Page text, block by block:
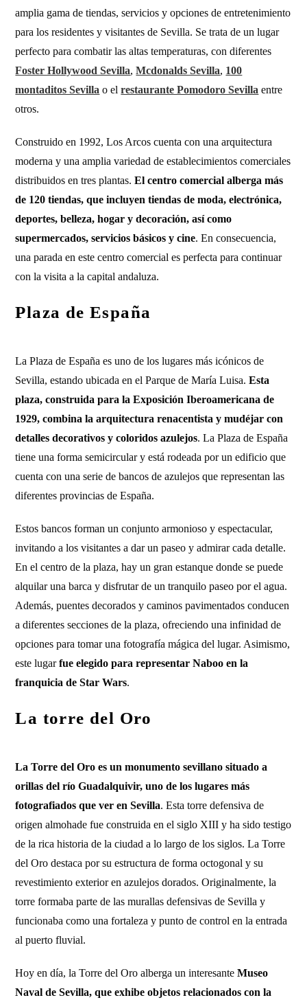
amplia gama de tiendas, servicios y opciones de entretenimiento
para los residentes y visitantes de Sevilla. Se trata de un lugar
perfecto para combatir las altas temperaturas, con diferentes
Foster Hollywood Sevilla,Mcdonalds Sevilla, 100
montaditos Sevilla o elrestaurante Pomodoro Sevilla entre
otros.
Construido en 1992, Los Arcos cuenta con una arquitectura
moderna y una amplia variedad de establecimientos comerciales
distribuidos en tres plantas.El centro comercial alberga más
de 120 tiendas, que incluyen tiendas de moda, electrónica,
deportes, belleza, hogar y decoración, así como
supermercados, servicios básicos y cine. En consecuencia,
una parada en este centro comercial es perfecta para continuar
con la visita a la capital andaluza.
Plaza de España
La Plaza de España es uno de los lugares más icónicos de
Sevilla, estando ubicada en el Parque de María Luisa.Esta
plaza, construida para la Exposición Iberoamericana de
1929, combina la arquitectura renacentista y mudéjar con
detalles decorativos y coloridos azulejos. La Plaza de España
tiene una forma semicircular y está rodeada por un edificio que
cuenta con una serie de bancos de azulejos que representan las
diferentes provincias de España.
Estos bancos forman un conjunto armonioso y espectacular,
invitando a los visitantes a dar un paseo y admirar cada detalle.
En el centro de la plaza, hay un gran estanque donde se puede
alquilar una barca y disfrutar de un tranquilo paseo por el agua.
Además, puentes decorados y caminos pavimentados conducen
a diferentes secciones de la plaza, ofreciendo una infinidad de
opciones para tomar una fotografía mágica del lugar. Asimismo,
este lugarfue elegido para representar Naboo en la
franquicia de Star Wars.
La torre del Oro
La Torre del Oro es un monumento sevillano situado a
orillas del río Guadalquivir, uno de los lugares más
fotografiados que ver en Sevilla. Esta torre defensiva de
origen almohade fue construida en el siglo XIII y ha sido testigo
de la rica historia de la ciudad a lo largo de los siglos. La Torre
del Oro destaca por su estructura de forma octogonal y su
revestimiento exterior en azulejos dorados. Originalmente, la
torre formaba parte de las murallas defensivas de Sevilla y
funcionaba como una fortaleza y punto de control en la entrada
al puerto fluvial.
Hoy en día, la Torre del Oro alberga un interesante Museo
Naval de Sevilla, que exhibe objetos relacionados con la